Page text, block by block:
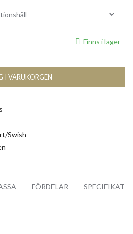
Finns i lager
I VARUKORGEN
Swish
FÖRDELAR